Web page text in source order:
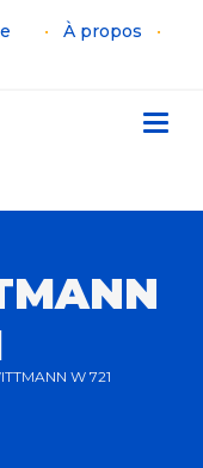
• À propos
•
W 721